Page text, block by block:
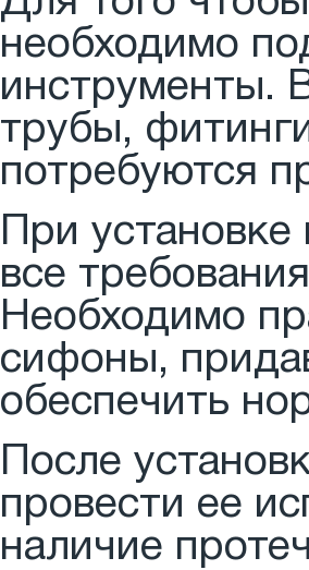
необходимо
инструменты.
трубы,
потребуются
При
все
Необходимо
сифоны,
обеспечить
После
провести ее
наличие